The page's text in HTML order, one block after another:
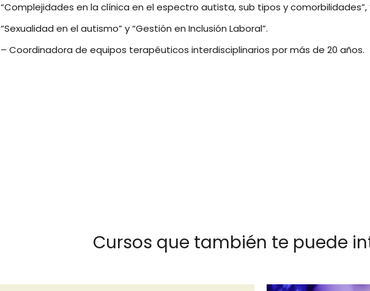
“Complejidades en la clínica en el espectro autista, sub tipos y comorbilidades”,
“Sexualidad en el autismo” y “Gestión en Inclusión Laboral”.
– Coordinadora de equipos terapéuticos interdisciplinarios por más de 20 años.
Cursos que también te puede